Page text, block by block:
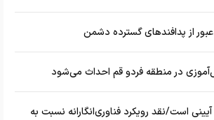
در منطقه فردو قم احداث می‌شود
است/نقد رویکرد فناوری‌انگارانه نسبت به